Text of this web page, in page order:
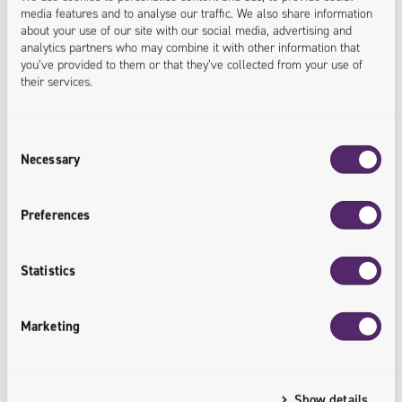
media features and to analyse our traffic. We also share information
about your use of our site with our social media, advertising and
analytics partners who may combine it with other information that
you’ve provided to them or that they’ve collected from your use of
their services.
Selection
Necessary
Preferences
Statistics
Marketing
Einsatz von KI im E-Commerce / Von
bedeutet dies nicht nur Zeit- und Kostenersparnis,